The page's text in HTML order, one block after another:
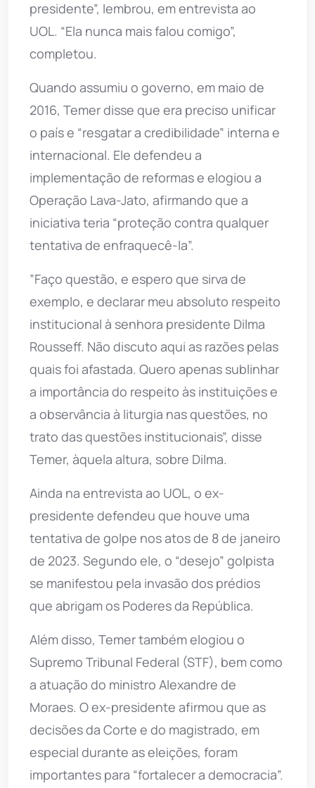
presidente”, lembrou, em entrevista ao
UOL. “Ela nunca mais falou comigo”,
completou.
Quando assumiu o governo, em maio de
2016, Temer disse que era preciso unificar
o país e “resgatar a credibilidade” interna e
internacional. Ele defendeu a
implementação de reformas e elogiou a
Operação Lava-Jato, afirmando que a
iniciativa teria “proteção contra qualquer
tentativa de enfraquecê-la”.
”Faço questão, e espero que sirva de
exemplo, e declarar meu absoluto respeito
institucional à senhora presidente Dilma
Rousseff. Não discuto aqui as razões pelas
quais foi afastada. Quero apenas sublinhar
a importância do respeito às instituições e
a observância à liturgia nas questões, no
trato das questões institucionais”, disse
Temer, àquela altura, sobre Dilma.
Ainda na entrevista ao UOL, o ex-
presidente defendeu que houve uma
tentativa de golpe nos atos de 8 de janeiro
de 2023. Segundo ele, o “desejo” golpista
se manifestou pela invasão dos prédios
que abrigam os Poderes da República.
Além disso, Temer também elogiou o
Supremo Tribunal Federal (STF), bem como
a atuação do ministro Alexandre de
Moraes. O ex-presidente afirmou que as
decisões da Corte e do magistrado, em
especial durante as eleições, foram
importantes para “fortalecer a democracia”.